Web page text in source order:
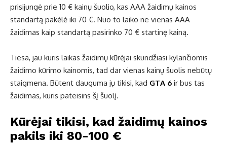
prisijungė prie 10 € kainų šuolio, kas AAA žaidimų kainos
standartą pakėlė iki 70 €. Nuo to laiko ne vienas AAA
žaidimas kaip standartą pasirinko 70 € startinę kainą.
Tiesa, jau kuris laikas žaidimų kūrėjai skundžiasi kylančiomis
žaidimo kūrimo kainomis, tad dar vienas kainų šuolis nebūtų
staigmena. Būtent dauguma jų tikisi, kad GTA 6 ir bus tas
žaidimas, kuris pateisins šį šuolį.
Kūrėjai tikisi, kad žaidimų kainos
pakils iki 80-100 €